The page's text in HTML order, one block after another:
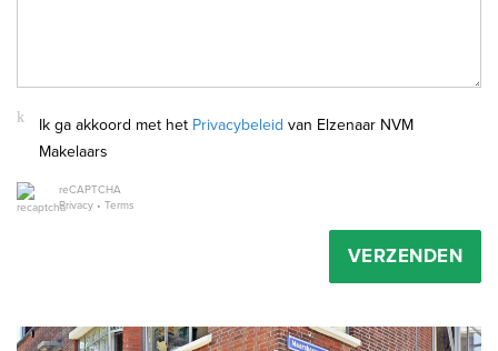
Ik ga akkoord met het Privacybeleid van Elzenaar NVM
Makelaars
reCAPTCHA
Privacy • Terms
VERZENDEN